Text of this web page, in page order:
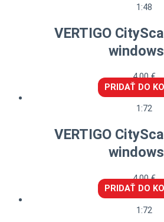
1:48
VERTIGO
4,00€
PRIDAŤ DO
1:72
VERTIGO
4,00€
PRIDAŤ DO
1:72